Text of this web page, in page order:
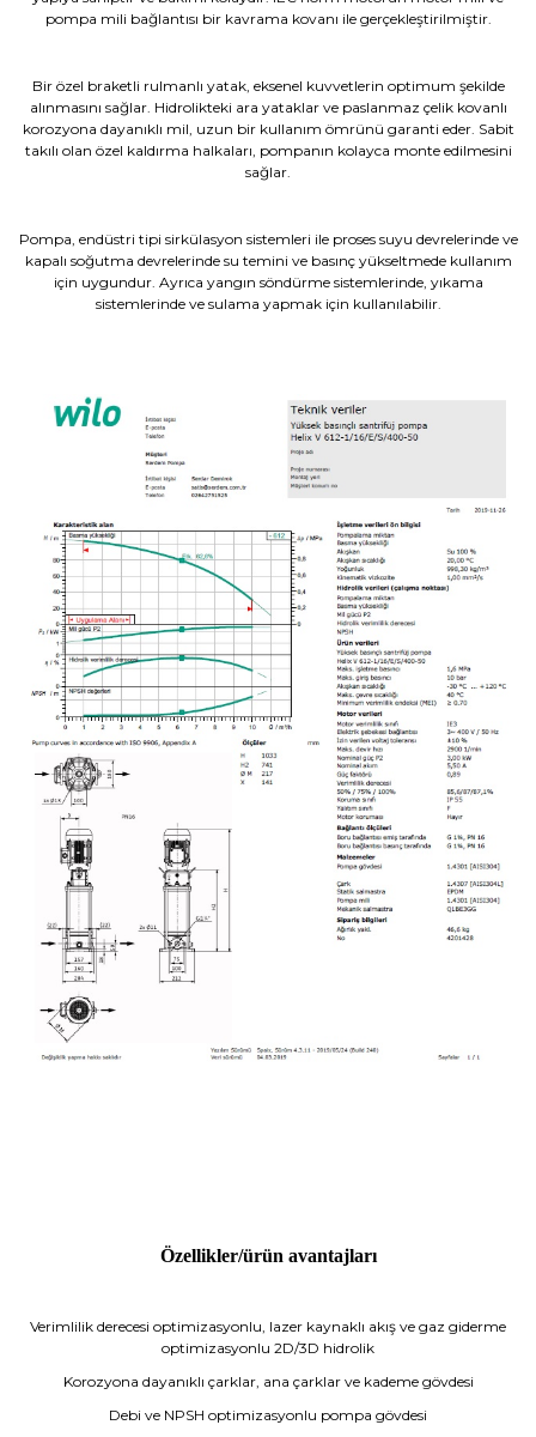
pompa mili bağlantısı bir kavrama kovanı ile gerçekleştirilmiştir.
Bir özel braketli rulmanlı yatak, eksenel kuvvetlerin optimum şekilde
alınmasını sağlar. Hidrolikteki ara yataklar ve paslanmaz çelik kovanlı
korozyona dayanıklı mil, uzun bir kullanım ömrünü garanti eder. Sabit
takılı olan özel kaldırma halkaları, pompanın kolayca monte edilmesini
sağlar.
Pompa, endüstri tipi sirkülasyon sistemleri ile proses suyu devrelerinde ve
kapalı soğutma devrelerinde su temini ve basınç yükseltmede kullanım
için uygundur. Ayrıca yangın söndürme sistemlerinde, yıkama
sistemlerinde ve sulama yapmak için kullanılabilir.
Özellikler/ürün avantajları
Verimlilik derecesi optimizasyonlu, lazer kaynaklı akış ve gaz giderme
optimizasyonlu 2D/3D hidrolik
Korozyona dayanıklı çarklar, ana çarklar ve kademe gövdesi
Debi ve NPSH optimizasyonlu pompa gövdesi